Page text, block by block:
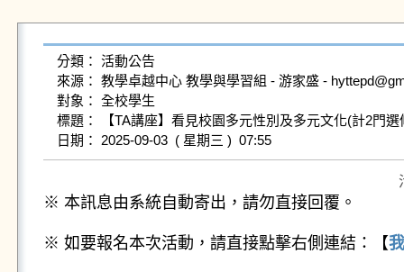
分類： 活動公告
來源： 教學卓越中心 教學與學習組 - 游家盛 -
對象： 全校學生
標題： 【TA講座】看見校園多元性別及多元文化(計2門選
日期： 2025-09-03  ( 星期三 )  07:55
※ 本訊息由系統自動寄出，請勿直接回覆。
※ 如要報名本次活動，請直接點擊右側連結：【